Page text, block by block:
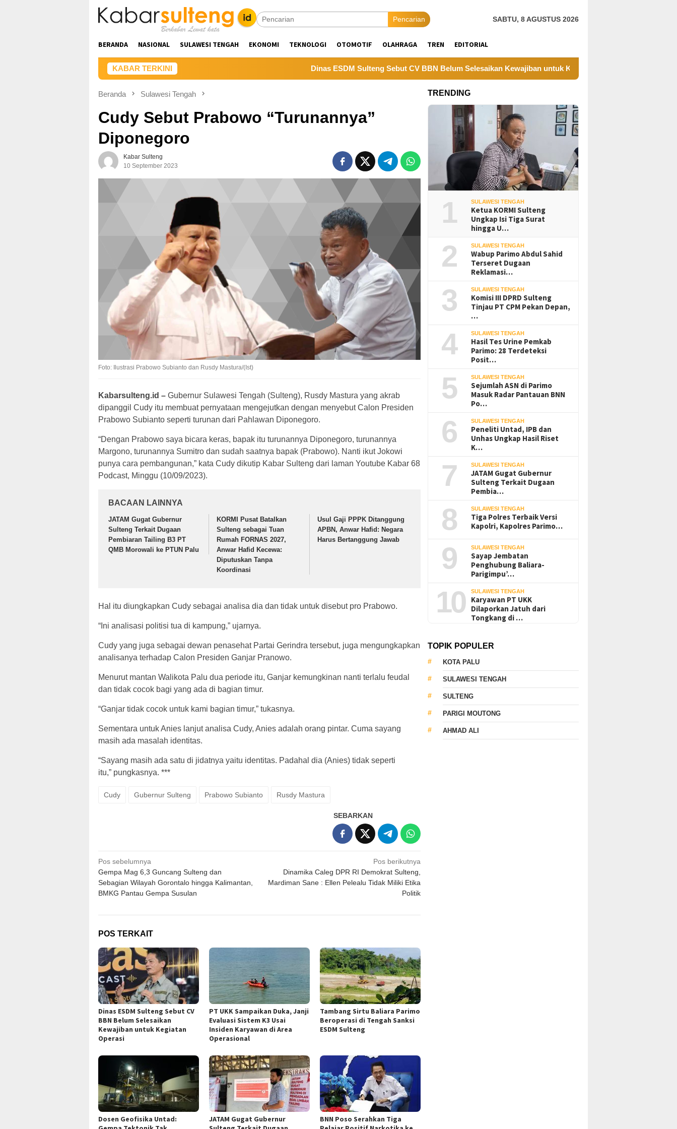
Pencarian SABTU, 8 AGUSTUS 2026
BERANDA NASIONAL SULAWESI TENGAH EKONOMI TEKNOLOGI OTOMOTIF OLAHRAGA TREN EDITORIAL
KABAR TERKINI Dinas ESDM Sulteng Sebut CV BBN Belum Selesaikan Kewajiban untuk Kegiatan Operasi
Beranda Sulawesi Tengah
Cudy Sebut Prabowo “Turunannya”
Diponegoro
Kabar Sulteng
10 September 2023
Foto: Ilustrasi Prabowo Subianto dan Rusdy Mastura/(Ist)
Kabarsulteng.id – Gubernur Sulawesi Tengah (Sulteng), Rusdy Mastura yang akrab
dipanggil Cudy itu membuat pernyataan mengejutkan dengan menyebut Calon Presiden
Prabowo Subianto seperti turunan dari Pahlawan Diponegoro.
“Dengan Prabowo saya bicara keras, bapak itu turunannya Diponegoro, turunannya
Margono, turunannya Sumitro dan sudah saatnya bapak (Prabowo). Nanti ikut Jokowi
punya cara pembangunan,” kata Cudy dikutip Kabar Sulteng dari laman Youtube Kabar 68
Podcast, Minggu (10/09/2023).
BACAAN LAINNYA
JATAM Gugat Gubernur
Sulteng Terkait Dugaan
Pembiaran Tailing B3 PT
QMB Morowali ke PTUN Palu
KORMI Pusat Batalkan
Sulteng sebagai Tuan
Rumah FORNAS 2027,
Anwar Hafid Kecewa:
Diputuskan Tanpa
Koordinasi
Usul Gaji PPPK Ditanggung
APBN, Anwar Hafid: Negara
Harus Bertanggung Jawab
Hal itu diungkapkan Cudy sebagai analisa dia dan tidak untuk disebut pro Prabowo.
“Ini analisasi politisi tua di kampung,” ujarnya.
Cudy yang juga sebagai dewan penasehat Partai Gerindra tersebut, juga mengungkapkan
analisanya terhadap Calon Presiden Ganjar Pranowo.
Menurut mantan Walikota Palu dua periode itu, Ganjar kemungkinan nanti terlalu feudal
dan tidak cocok bagi yang ada di bagian timur.
“Ganjar tidak cocok untuk kami bagian timur,” tukasnya.
Sementara untuk Anies lanjut analisa Cudy, Anies adalah orang pintar. Cuma sayang
masih ada masalah identitas.
“Sayang masih ada satu di jidatnya yaitu identitas. Padahal dia (Anies) tidak seperti
itu,” pungkasnya. ***
Cudy Gubernur Sulteng Prabowo Subianto Rusdy Mastura
SEBARKAN
Navigasi
pos
Pos sebelumnya
Gempa Mag 6,3 Guncang Sulteng dan
Sebagian Wilayah Gorontalo hingga Kalimantan,
BMKG Pantau Gempa Susulan
Pos berikutnya
Dinamika Caleg DPR RI Demokrat Sulteng,
Mardiman Sane : Ellen Pelealu Tidak Miliki Etika
Politik
POS TERKAIT
Dinas ESDM Sulteng Sebut CV
BBN Belum Selesaikan
Kewajiban untuk Kegiatan
Operasi
PT UKK Sampaikan Duka, Janji
Evaluasi Sistem K3 Usai
Insiden Karyawan di Area
Operasional
Tambang Sirtu Baliara Parimo
Beroperasi di Tengah Sanksi
ESDM Sulteng
Dosen Geofisika Untad:
JATAM Gugat Gubernur
BNN Poso Serahkan Tiga
TRENDING
1 SULAWESI TENGAH
Ketua KORMI Sulteng
Ungkap Isi Tiga Surat
hingga U…
2 SULAWESI TENGAH
Wabup Parimo Abdul Sahid
Terseret Dugaan
Reklamasi…
3 SULAWESI TENGAH
Komisi III DPRD Sulteng
Tinjau PT CPM Pekan Depan,
…
4 SULAWESI TENGAH
Hasil Tes Urine Pemkab
Parimo: 28 Terdeteksi
Posit…
5 SULAWESI TENGAH
Sejumlah ASN di Parimo
Masuk Radar Pantauan BNN
Po…
6 SULAWESI TENGAH
Peneliti Untad, IPB dan
Unhas Ungkap Hasil Riset
K…
7 SULAWESI TENGAH
JATAM Gugat Gubernur
Sulteng Terkait Dugaan
Pembia…
8 SULAWESI TENGAH
Tiga Polres Terbaik Versi
Kapolri, Kapolres Parimo…
9 SULAWESI TENGAH
Sayap Jembatan
Penghubung Baliara-
Parigimpu’…
10 SULAWESI TENGAH
Karyawan PT UKK
Dilaporkan Jatuh dari
Tongkang di …
TOPIK POPULER
KOTA PALU
SULAWESI TENGAH
SULTENG
PARIGI MOUTONG
AHMAD ALI